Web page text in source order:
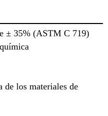
± 35% (ASTM C 719)
de los materiales de